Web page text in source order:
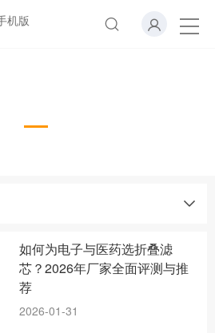
如何为电子与医药选折叠滤
芯？2026年厂家全面评测与推
荐
2026-01-31